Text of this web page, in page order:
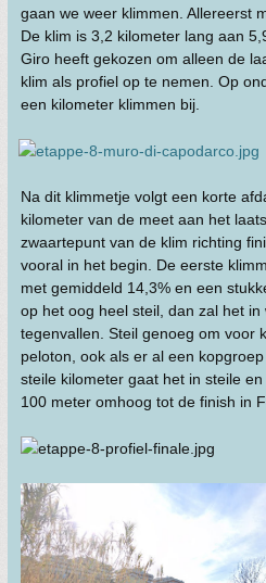
gaan we weer klimmen. Allereerst
De klim is 3,2 kilometer lang aan
Giro heeft gekozen om alleen de
klim als profiel op te nemen. Op
een kilometer klimmen bij.
Na dit klimmetje volgt een korte
kilometer van de meet aan het
zwaartepunt van de klim richting
vooral in het begin. De eerste
met gemiddeld 14,3% en een
op het oog heel steil, dan zal het in
tegenvallen. Steil genoeg om voor
peloton, ook als er al een
steile kilometer gaat het in steile
100 meter omhoog tot de finish in